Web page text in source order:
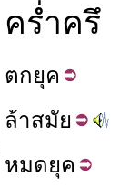
คร่ำครึ
ตกยุค
ล้าสมัย
หมดยุค